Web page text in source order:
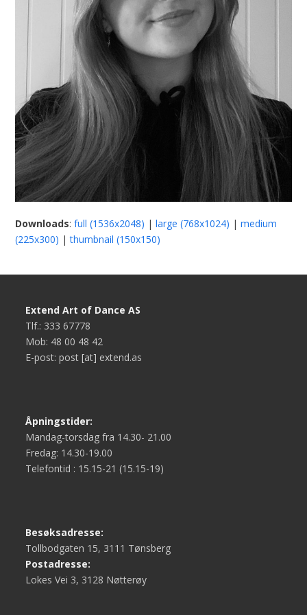
Downloads:full (1536x2048) |large (768x1024) |medium
(225x300) |thumbnail (150x150)
Extend Art of Dance AS
Tlf.: 333 67778
Mob: 48 00 48 42
E-post: post [at] extend.as
Åpningstider:
Mandag-torsdag fra 14.30- 21.00
Fredag: 14.30-19.00
Telefontid : 15.15-21 (15.15-19)
Besøksadresse:
Tollbodgaten 15, 3111 Tønsberg
Postadresse:
Lokes Vei 3, 3128 Nøtterøy